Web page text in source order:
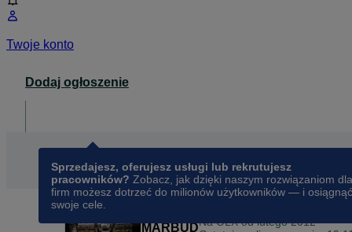
Twoje konto
Dodaj ogłoszenie
Sprzedajesz, oferujesz usługi lub rekrutujesz
pracowników? Zobacz, jak dzięki naszym rozwiązaniom dla
firm możesz dotrzeć do milionów użytkowników — i osiągnąć
swoje cele.
MARBUDNa OLX odlutego 2012